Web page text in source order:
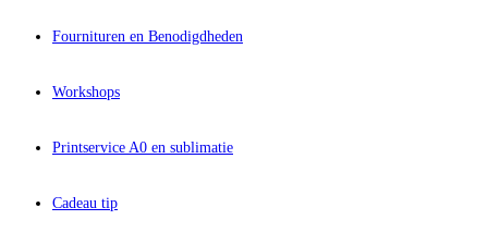
Fournituren en Benodigdheden
Workshops
Printservice A0 en sublimatie
Cadeau tip